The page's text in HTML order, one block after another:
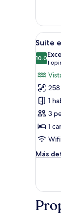
View)
Abrir
todas
las
fotos
de
Suite
vista
al
mar
(Star)
7
Suite
10.010.0
1
(1
1
3
1
Más
Más
estudio,
al